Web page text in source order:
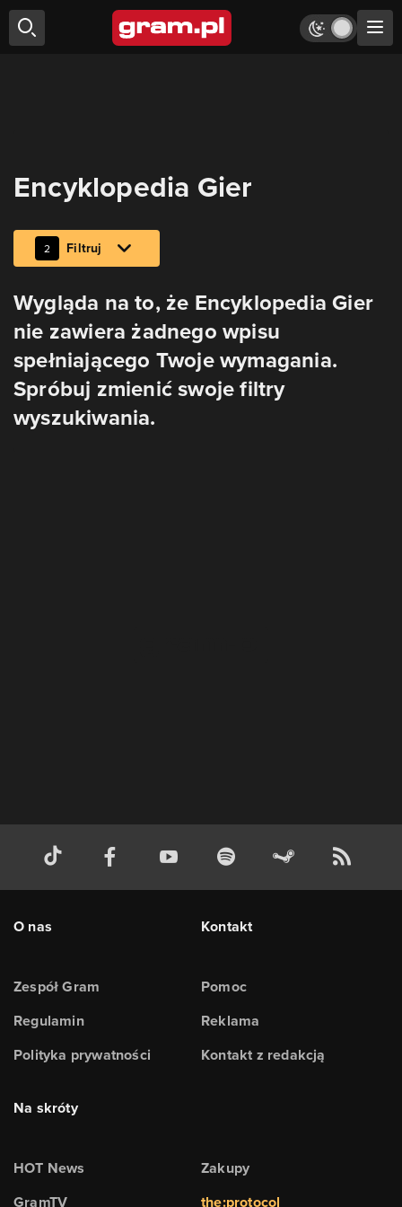
Encyklopedia Gier
2 Filtruj
Wygląda na to, że Encyklopedia Gier
nie zawiera żadnego wpisu
spełniającego Twoje wymagania.
Spróbuj zmienić swoje filtry
wyszukiwania.
O nas
Zespół Gram
Regulamin
Polityka prywatności
Kontakt
Pomoc
Reklama
Kontakt z redakcją
Na skróty
HOT News
GramTV
Zakupy
the:protocol